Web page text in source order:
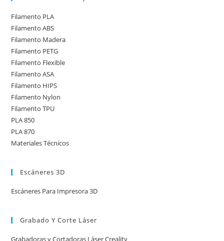
Filamento PLA
Filamento ABS
Filamento Madera
Filamento PETG
Filamento Flexible
Filamento ASA
Filamento HIPS
Filamento Nylon
Filamento TPU
PLA 850
PLA 870
Materiales Técnicos
Escáneres 3D
Escáneres Para Impresora 3D
Grabado Y Corte Láser
Grabadoras y Cortadoras Láser Creality